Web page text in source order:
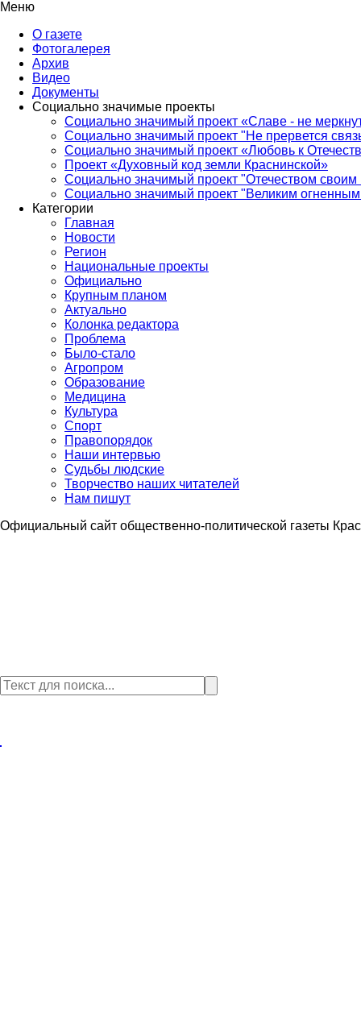
Меню
О газете
Фотогалерея
Архив
Видео
Документы
Социально значимые проекты
Социально значимый проект «Славе - не
Социально значимый проект "Не прервется
Социально значимый проект «Любовь к
Проект «Духовный код земли Краснинской»
Социально значимый проект "Отечеством своим
Социально значимый проект "Великим
Категории
Главная
Новости
Регион
Национальные проекты
Официально
Крупным планом
Актуально
Колонка редактора
Проблема
Было-стало
Агропром
Образование
Медицина
Культура
Спорт
Правопорядок
Наши интервью
Судьбы людские
Творчество наших читателей
Нам пишут
Официальный сайт общественно-политической газеты